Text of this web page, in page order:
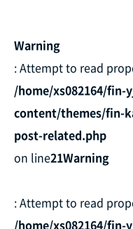
Warning
: Attempt to read
/home/xs082164/
content/themes/fin-
post-related.php
on line21Warning
: Attempt to read
/home/xs082164/